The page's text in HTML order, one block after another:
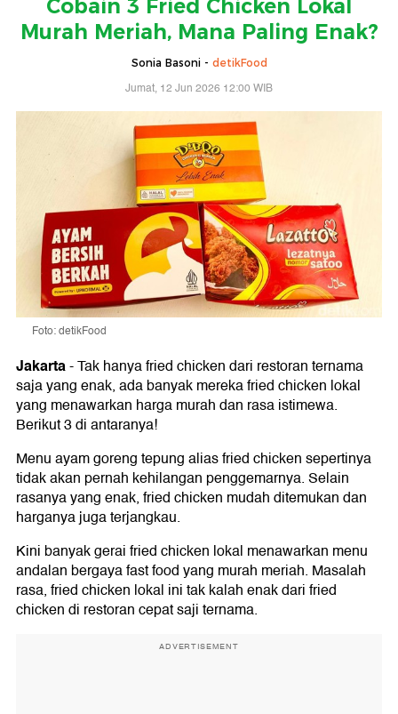
Cobain 3 Fried Chicken Lokal
Murah Meriah, Mana Paling Enak?
Sonia Basoni - detikFood
Jumat, 12 Jun 2026 12:00 WIB
Foto: detikFood
Jakarta-Tak hanya fried chicken dari restoran ternama
saja yang enak, ada banyak mereka fried chicken lokal
yang menawarkan harga murah dan rasa istimewa.
Berikut 3 di antaranya!
Menu ayam goreng tepung alias fried chicken sepertinya
tidak akan pernah kehilangan penggemarnya. Selain
rasanya yang enak, fried chicken mudah ditemukan dan
harganya juga terjangkau.
Kini banyak gerai fried chicken lokal menawarkan menu
andalan bergaya fast food yang murah meriah. Masalah
rasa, fried chicken lokal ini tak kalah enak dari fried
chicken di restoran cepat saji ternama.
ADVERTISEMENT